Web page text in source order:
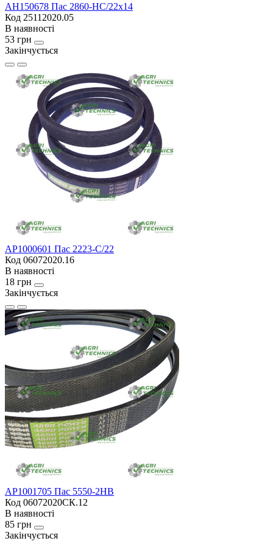
AH150678 Пас 2860-HC/22x14
Код 25112020.05
В наявності
53 грн
Закінчується
AP1000601 Пас 2223-С/22
Код 06072020.16
В наявності
18 грн
Закінчується
AP1001705 Пас 5550-2HB
Код 06072020СК.12
В наявності
85 грн
Закінчується